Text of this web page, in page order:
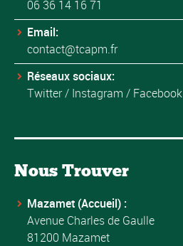
06 36 14 16 71
Email:
contact@tcapm.fr
Réseaux sociaux:
Twitter/ Instagram / Facebook
Nous Trouver
Mazamet (Accueil) :
Avenue Charles de Gaulle
81200 Mazamet